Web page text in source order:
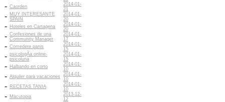
- Caorden
2014-01-
21
- MUY INTERESANTE
SPAIN
2014-01-
20
- Hoteles en Cartagena
2014-01-
20
- Confesiones de una
Community Manager
2014-01-
17
- Comedere panis
2014-01-
15
- psicologÃ­a online-
psicoluna
2014-01-
15
- Halbando en corto
2014-01-
10
- Alquiler para vacaciones
2014-01-
10
- RECETAS TANIA
2014-01-
10
- Macutopia
2013-12-
12